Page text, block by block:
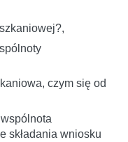
czym się od
składania wniosku